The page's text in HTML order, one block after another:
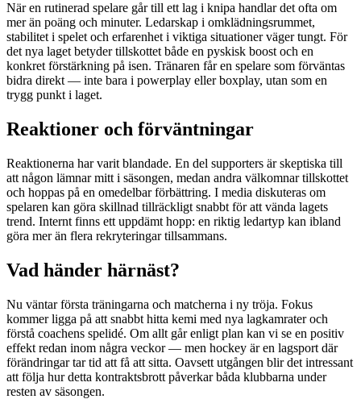
När en rutinerad spelare går till ett lag i knipa handlar det ofta om
mer än poäng och minuter. Ledarskap i omklädningsrummet,
stabilitet i spelet och erfarenhet i viktiga situationer väger tungt. För
det nya laget betyder tillskottet både en pyskisk boost och en
konkret förstärkning på isen. Tränaren får en spelare som förväntas
bidra direkt — inte bara i powerplay eller boxplay, utan som en
trygg punkt i laget.
Reaktioner och förväntningar
Reaktionerna har varit blandade. En del supporters är skeptiska till
att någon lämnar mitt i säsongen, medan andra välkomnar tillskottet
och hoppas på en omedelbar förbättring. I media diskuteras om
spelaren kan göra skillnad tillräckligt snabbt för att vända lagets
trend. Internt finns ett uppdämt hopp: en riktig ledartyp kan ibland
göra mer än flera rekryteringar tillsammans.
Vad händer härnäst?
Nu väntar första träningarna och matcherna i ny tröja. Fokus
kommer ligga på att snabbt hitta kemi med nya lagkamrater och
förstå coachens spelidé. Om allt går enligt plan kan vi se en positiv
effekt redan inom några veckor — men hockey är en lagsport där
förändringar tar tid att få att sitta. Oavsett utgången blir det intressant
att följa hur detta kontraktsbrott påverkar båda klubbarna under
resten av säsongen.